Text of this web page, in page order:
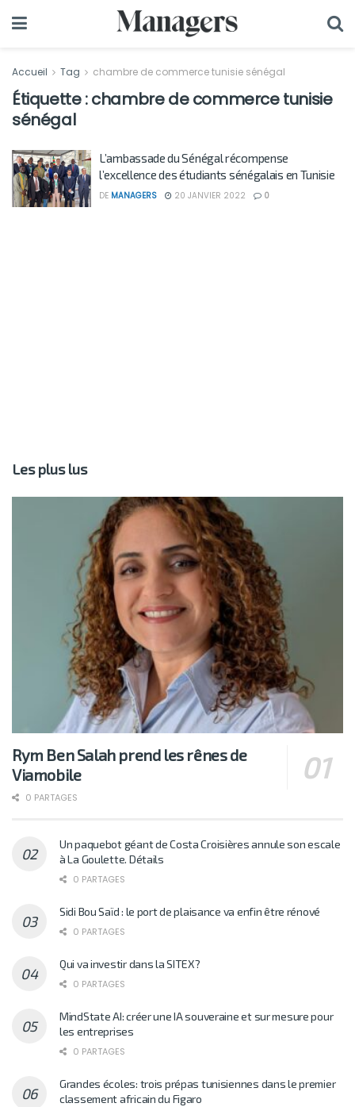
Accueil Tag chambre de commerce tunisie sénégal
Étiquette :chambre de commerce tunisie
sénégal
L’ambassade du Sénégal récompense
l’excellence des étudiants sénégalais en Tunisie
DE MANAGERS 20 JANVIER 2022 0
Les plus lus
Rym Ben Salah prend les rênes de
Viamobile
0 PARTAGES
Un paquebot géant de Costa Croisières annule son escale
à La Goulette. Détails
0 PARTAGES
Sidi Bou Saïd : le port de plaisance va enfin être rénové
0 PARTAGES
Qui va investir dans la SITEX?
0 PARTAGES
MindState AI: créer une IA souveraine et sur mesure pour
les entreprises
0 PARTAGES
Grandes écoles: trois prépas tunisiennes dans le premier
classement africain du Figaro